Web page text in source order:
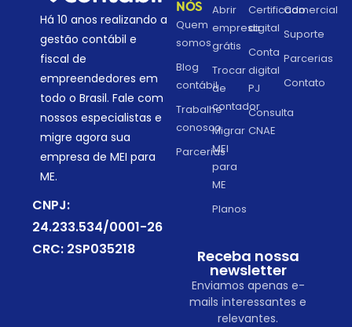
Há 10 anos realizando a
gestão contábil e
fiscal de
empreendedores em
todo o Brasil. Fale com
nossos especialistas e
migre agora sua
empresa de MEI para
ME.
CNPJ:
24.233.534/0001-26
CRC: 2SP035218
NÓS
Quem
somos
Blog
contábil
Trabalhe
conosco
Parcerias
Abrir
empresa
grátis
Trocar
de
contador
Migrar
MEI
para
ME
Planos
Certificado
digital
Conta
digital
PJ
Consulta
CNAE
Comercial
Suporte
Parcerias
Contato
Receba nossa
newsletter
Enviamos apenas e-
mails interessantes e
relevantes.